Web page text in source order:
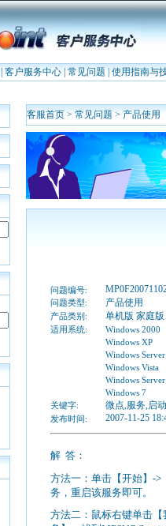
客户服务中心| 常见问题 使用指南与
客服首页 > 常见问题 > 产品使用
问题编号:
问题类型: 产品使用
产品类别: 单机版 家庭版
适用系统:
Windows 2000
Windows XP
Windows
Windows Vista
Windows
Windows 7
关键字:
微点,服务,启动
发布时间: 2007-11-25
解 答：
方法一：单击【开始】->
务，重启该服务即可。
方法二：鼠标右键单击